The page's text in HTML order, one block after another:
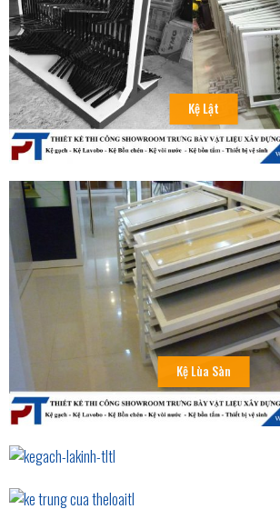
Kệ Lật
Kệ Lùa Sàn
Kệ Lá Kính Trưng Bày Gạch Ốp